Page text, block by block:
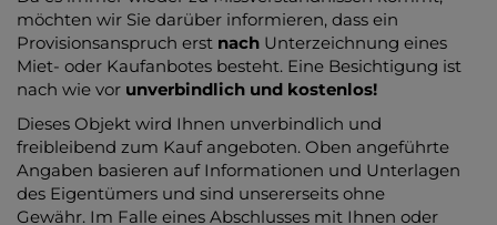
möchten wir Sie darüber informieren, dass ein
Provisionsanspruch erst nach Unterzeichnung eines
Miet- oder Kaufanbotes besteht. Eine Besichtigung ist
nach wie vor unverbindlich und kostenlos!
Dieses Objekt wird Ihnen unverbindlich und
freibleibend zum Kauf angeboten. Oben angeführte
Angaben basieren auf Informationen und Unterlagen
des Eigentümers und sind unsererseits ohne
Gewähr. Im Falle eines Abschlusses mit Ihnen oder